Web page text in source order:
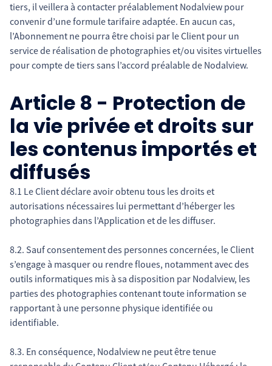
tiers, il veillera à contacter préalablement Nodalview pour
convenir d’une formule tarifaire adaptée. En aucun cas,
l’Abonnement ne pourra être choisi par le Client pour un
service de réalisation de photographies et/ou visites virtuelles
pour compte de tiers sans l’accord préalable de Nodalview.
Article 8 - Protection de
la vie privée et droits sur
les contenus importés et
diffusés
8.1 Le Client déclare avoir obtenu tous les droits et
autorisations nécessaires lui permettant d’héberger les
photographies dans l’Application et de les diffuser.
8.2. Sauf consentement des personnes concernées, le Client
s’engage à masquer ou rendre floues, notamment avec des
outils informatiques mis à sa disposition par Nodalview, les
parties des photographies contenant toute information se
rapportant à une personne physique identifiée ou
identifiable.
8.3. En conséquence, Nodalview ne peut être tenue